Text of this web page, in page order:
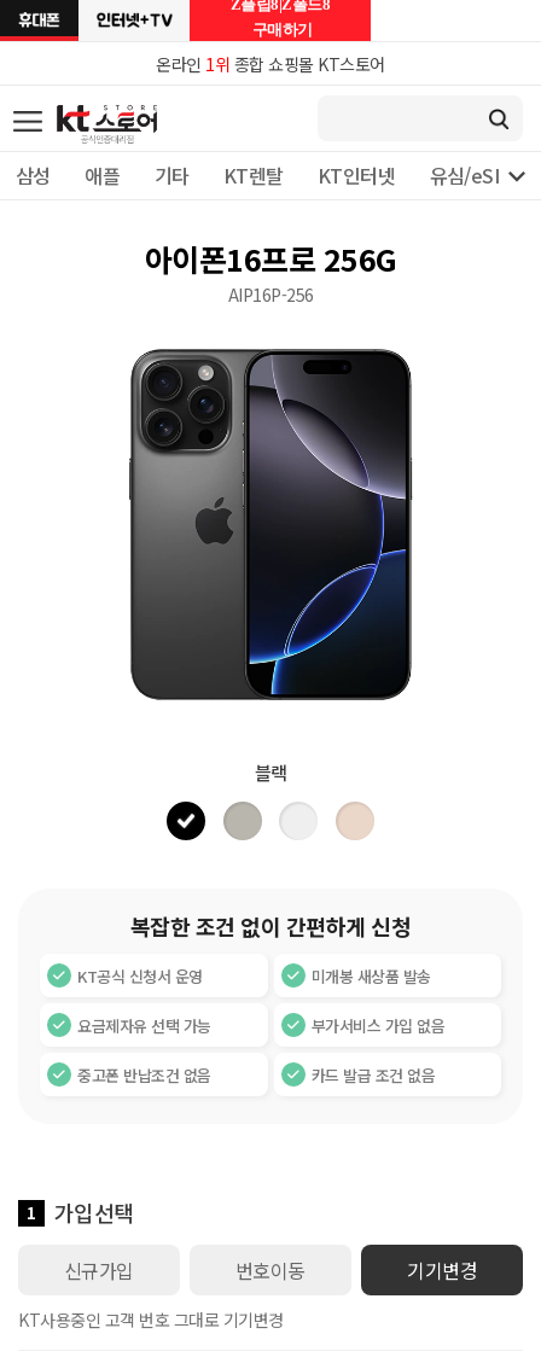
온라인 1위 종합 쇼핑몰 KT스토어
삼성 애플 기타 KT렌탈 KT인터넷 유심/eSIM 개

Z플립8|Z폴드8
구매하기
아이폰16프로 256G
AIP16P-256
블랙
복잡한 조건 없이 간편하게 신청
KT공식 신청서 운영 미개봉 새상품 발송
요금제자유 선택 가능 부가서비스 가입 없음
중고폰 반납조건 없음 카드 발급 조건 없음
1 가입선택
신규가입 번호이동 기기변경
KT사용중인 고객 번호 그대로 기기변경